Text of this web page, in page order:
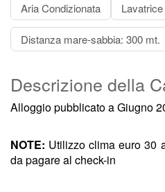
Aria Condizionata Lavatrice
Distanza mare-sabbia: 300 mt.
Descrizione della
Alloggio pubblicato a Giugno
NOTE: Utilizzo clima euro 30
da pagare al check-in